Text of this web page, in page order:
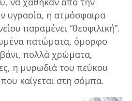
υγρασία, η ατμόσφαιρα
παραμένει “θεοφιλική”.
πατώματα, όμορφο
πολλά χρώματα,
η μυρωδιά του πεύκου
που καίγεται στη σόμπα.